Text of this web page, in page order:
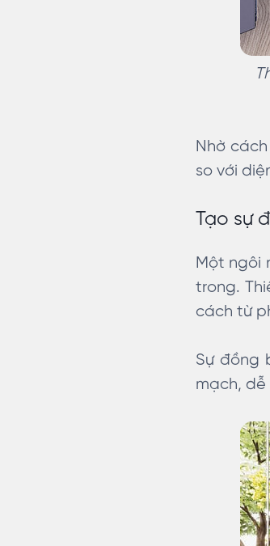
Nhờ
so với
Tạo sự
Một ngôi
trong.
cách từ
Sự đồng
mạch,